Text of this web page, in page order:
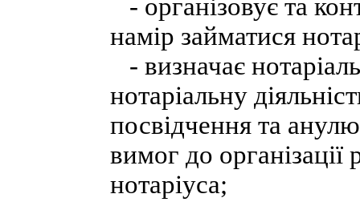
- організовує та
намір займатися
- визначає
нотаріальну
посвідчення та
вимог до
нотаріуса;